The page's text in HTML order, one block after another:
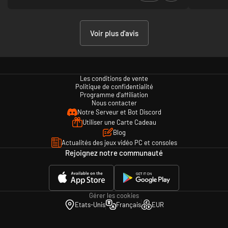
pour une fraction de son prix de vente. Vous recevrez une clé officielle et
pourrez jouer à ce jeu dans les quelques secondes qui suivent l’achat.
Voir plus d'avis
Les conditions de vente
Politique de confidentialité
Programme d'affiliation
Nous contacter
Notre Serveur et Bot Discord
Utiliser une Carte Cadeau
Blog
Actualités des jeux vidéo PC et consoles
Rejoignez notre communauté
Gérer les cookies
Etats-Unis
Français EUR